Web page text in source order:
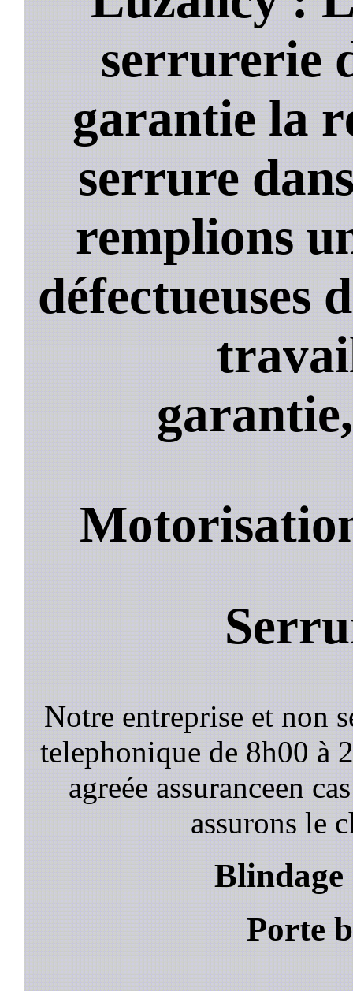
serrurerie
garantie la
serrure
remplions
défectueuses
garantie,
Notre entreprise et non
telephonique de 8h00 à
agreée assuranceen
assurons le
Blindage
Porte